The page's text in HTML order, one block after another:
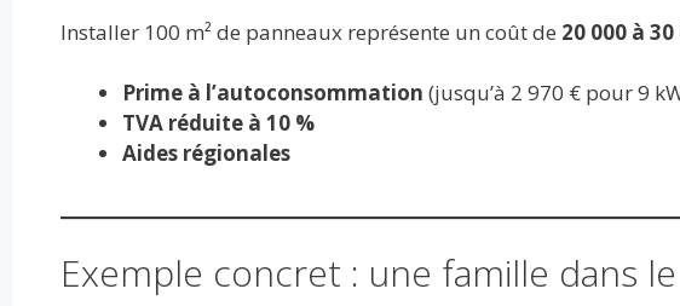
Installer 100 m² de panneaux représente un coût de 20 000 à 30
Prime à l’autoconsommation (jusqu’à 2 970 € pour 9
TVA réduite à 10 %
Aides régionales
Exemple concret : une famille dans